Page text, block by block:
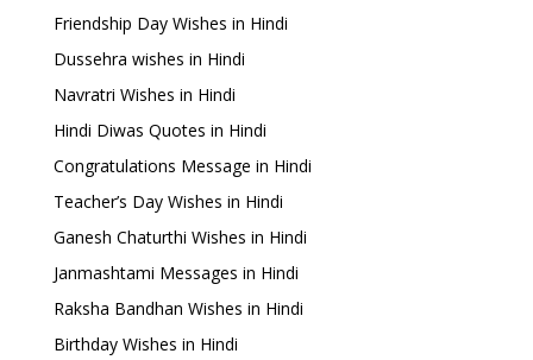
Friendship Day Wishes in Hindi
Dussehra wishes in Hindi
Navratri Wishes in Hindi
Hindi Diwas Quotes in Hindi
Congratulations Message in Hindi
Teacher’s Day Wishes in Hindi
Ganesh Chaturthi Wishes in Hindi
Janmashtami Messages in Hindi
Raksha Bandhan Wishes in Hindi
Birthday Wishes in Hindi